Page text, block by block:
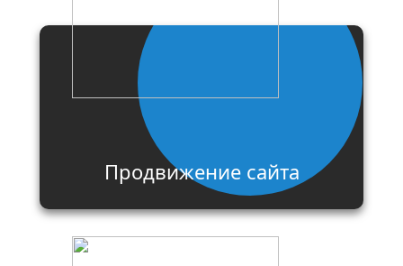
Продвижение сайта